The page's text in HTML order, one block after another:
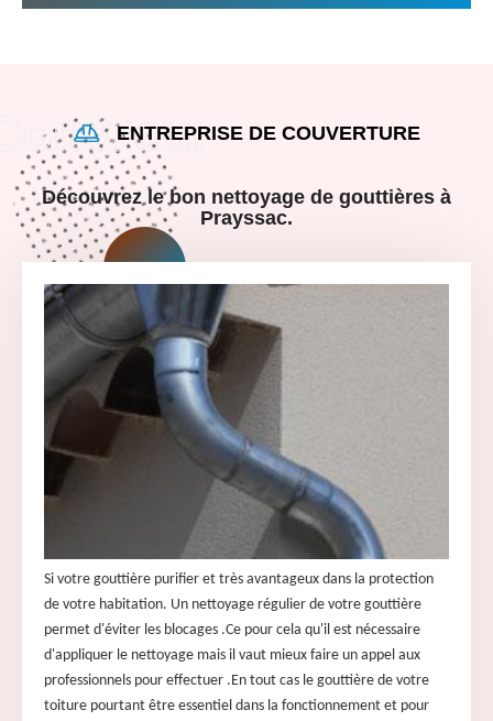
ENTREPRISE DE COUVERTURE
Découvrez le bon nettoyage de gouttières à
Prayssac.
Si votre gouttière purifier et très avantageux dans la protection
de votre habitation. Un nettoyage régulier de votre gouttière
permet d'éviter les blocages .Ce pour cela qu'il est nécessaire
d'appliquer le nettoyage mais il vaut mieux faire un appel aux
professionnels pour effectuer .En tout cas le gouttière de votre
toiture pourtant être essentiel dans la fonctionnement et pour